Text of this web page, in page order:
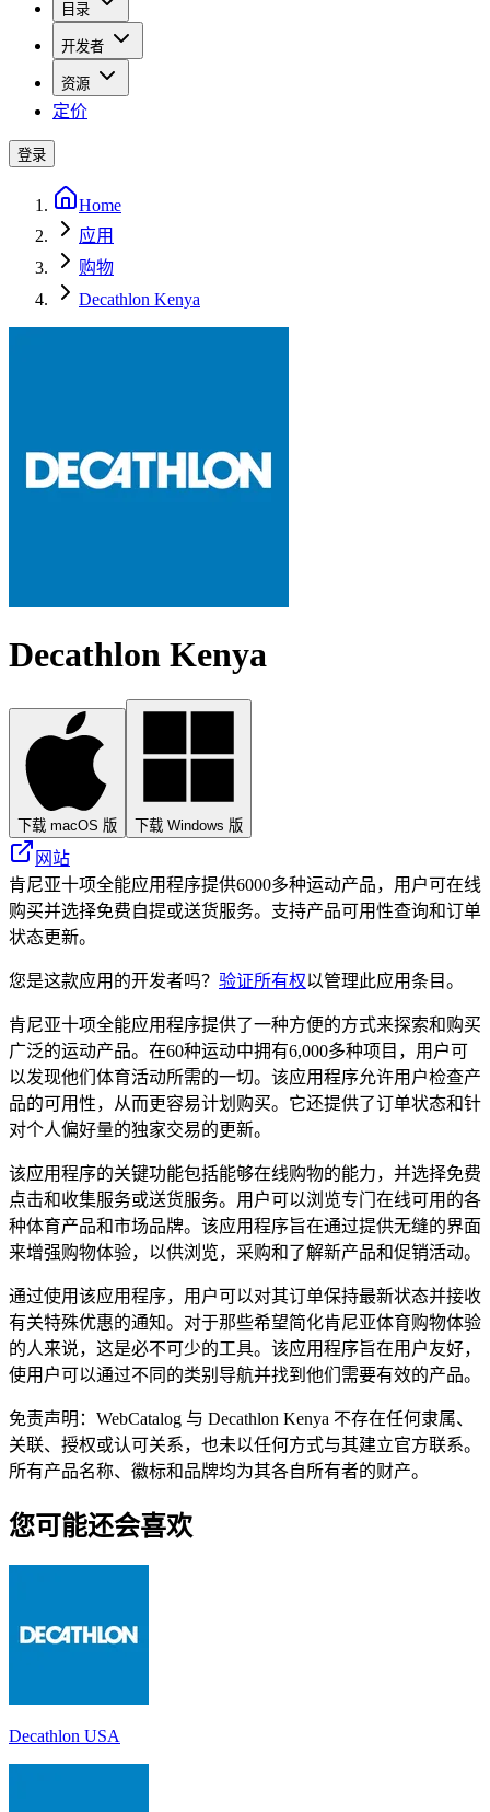
目录
开发者
资源
定价
登录
Home
应用
购物
Decathlon Kenya
Decathlon Kenya
下载 macOS 版 下载 Windows 版
网站
肯尼亚十项全能应用程序提供6000多种运动产品，用户可在线
购买并选择免费自提或送货服务。支持产品可用性查询和订单
状态更新。
您是这款应用的开发者吗？ 验证所有权以管理此应用条目。
肯尼亚十项全能应用程序提供了一种方便的方式来探索和购买
广泛的运动产品。在60种运动中拥有6,000多种项目，用户可
以发现他们体育活动所需的一切。该应用程序允许用户检查产
品的可用性，从而更容易计划购买。它还提供了订单状态和针
对个人偏好量的独家交易的更新。
该应用程序的关键功能包括能够在线购物的能力，并选择免费
点击和收集服务或送货服务。用户可以浏览专门在线可用的各
种体育产品和市场品牌。该应用程序旨在通过提供无缝的界面
来增强购物体验，以供浏览，采购和了解新产品和促销活动。
通过使用该应用程序，用户可以对其订单保持最新状态并接收
有关特殊优惠的通知。对于那些希望简化肯尼亚体育购物体验
的人来说，这是必不可少的工具。该应用程序旨在用户友好，
使用户可以通过不同的类别导航并找到他们需要有效的产品。
免责声明：WebCatalog 与 Decathlon Kenya 不存在任何隶属、
关联、授权或认可关系，也未以任何方式与其建立官方联系。
所有产品名称、徽标和品牌均为其各自所有者的财产。
您可能还会喜欢
Decathlon USA